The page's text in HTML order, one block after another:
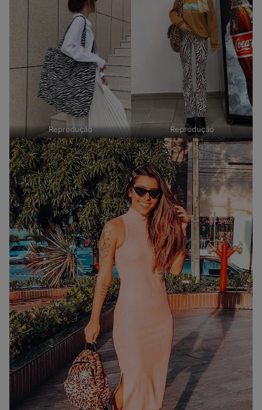
Reprodução Reprodução